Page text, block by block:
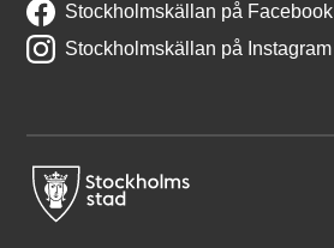
Stockholmskällan på Facebook
Stockholmskällan på Instagram